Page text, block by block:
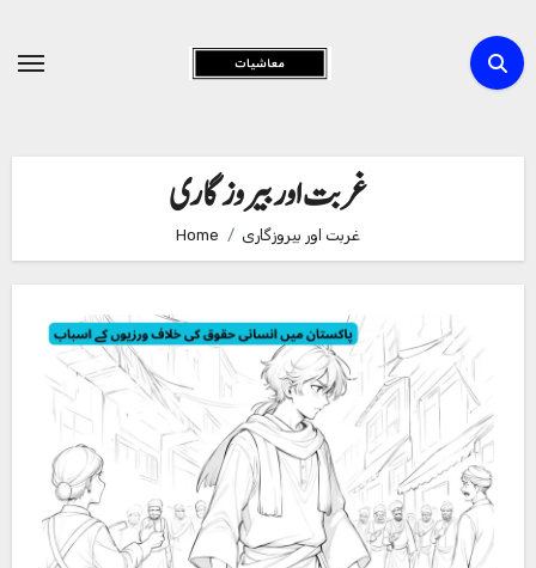
Content
غربت اور بیروزگاری
Home غربت اور بیروزگاری